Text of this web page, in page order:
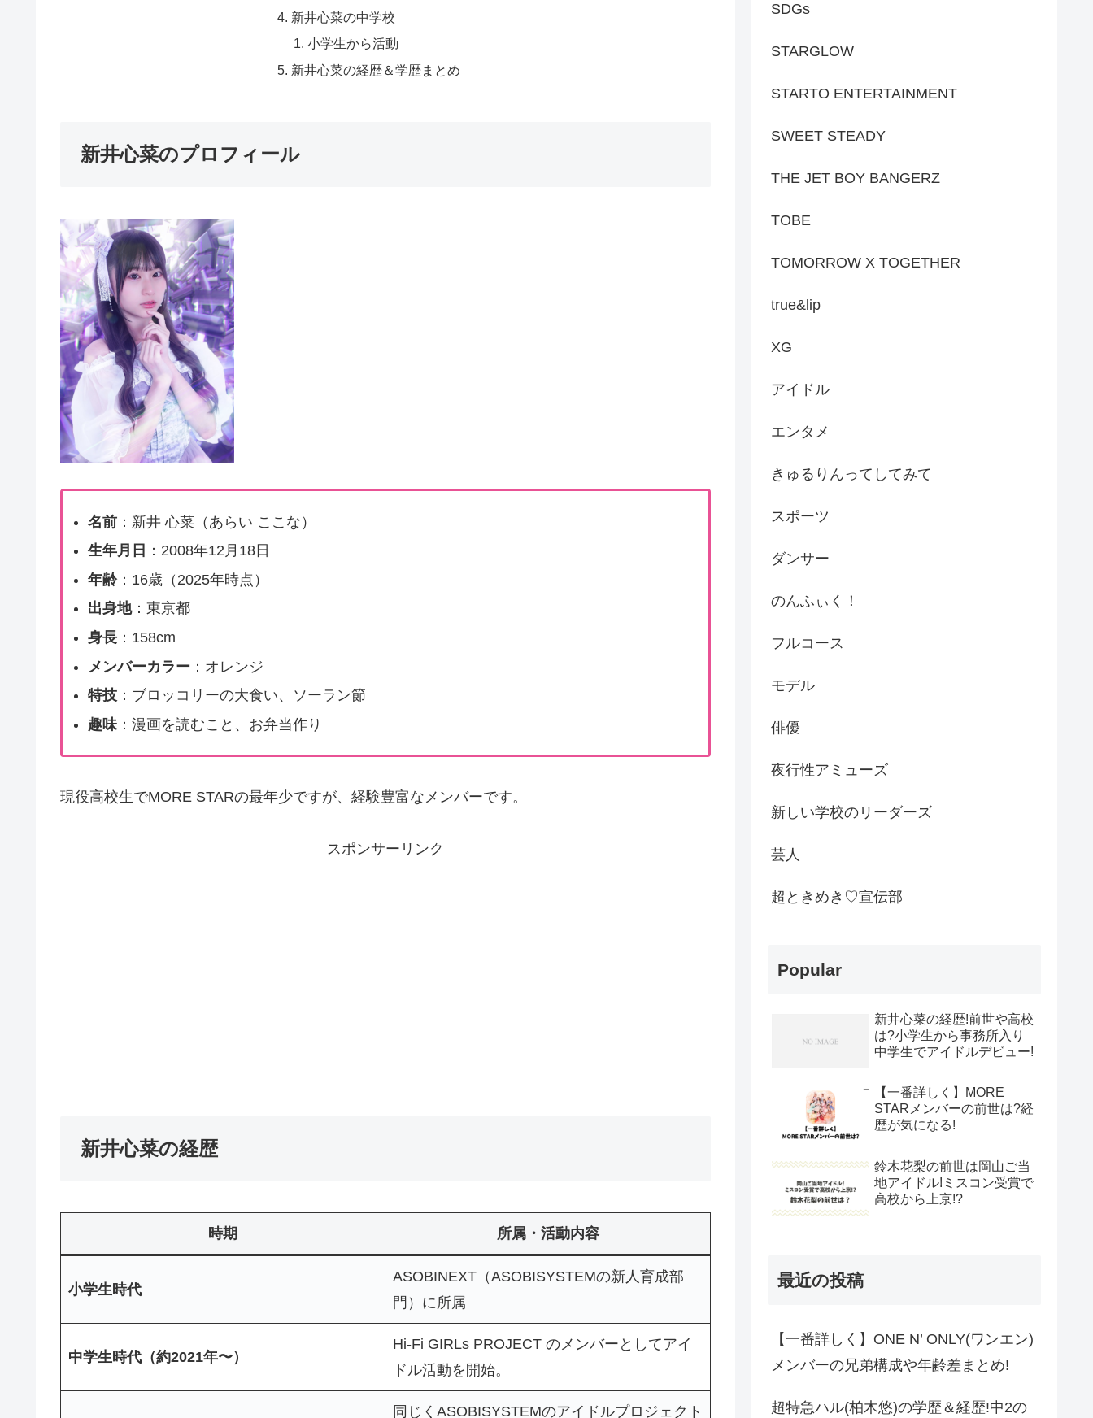
新井心菜の中学校
小学生から活動
新井心菜の経歴＆学歴まとめ
新井心菜のプロフィール
名前：新井 心菜（あらい ここな）
生年月日 ：2008年12月18日
年齢：16歳（2025年時点）
出身地：東京都
身長：158cm
メンバーカラー：オレンジ
特技：ブロッコリーの大食い、ソーラン節
趣味：漫画を読むこと、お弁当作り
現役高校生でMORE STARの最年少ですが、経験豊富なメンバーです。
スポンサーリンク
新井心菜の経歴
時期 所属・活動内容
小学生時代
ASOBINEXT（ASOBISYSTEMの新人育成部
門）に所属
中学生時代（約2021年〜）
Hi‑Fi GIRLs PROJECT のメンバーとしてアイ
ドル活動を開始。
同じくASOBISYSTEMのアイドルプロジェクト
SDGs
STARGLOW
STARTO ENTERTAINMENT
SWEET STEADY
THE JET BOY BANGERZ
TOBE
TOMORROW X TOGETHER
true&lip
XG
アイドル
エンタメ
きゅるりんってしてみて
スポーツ
ダンサー
のんふぃく！
フルコース
モデル
俳優
夜行性アミューズ
新しい学校のリーダーズ
芸人
超ときめき♡宣伝部
Popular
新井心菜の経歴!前世や高校
は?小学生から事務所入り
中学生でアイドルデビュー!
【一番詳しく】MORE
STARメンバーの前世は?経
歴が気になる!
鈴木花梨の前世は岡山ご当
地アイドル!ミスコン受賞で
高校から上京!?
最近の投稿
【一番詳しく】ONE N’ ONLY(ワンエン)
メンバーの兄弟構成や年齢差まとめ!
超特急ハル(柏木悠)の学歴＆経歴!中2の